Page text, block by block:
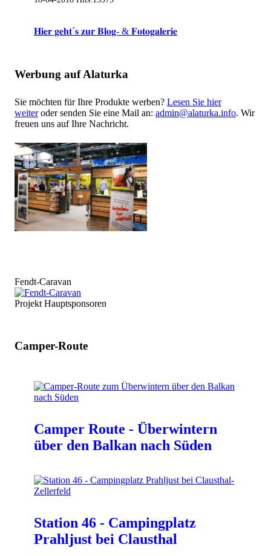
𝐇𝐢𝐞𝐫 𝐠𝐞𝐡𝐭´𝐬 𝐳𝐮𝐫 𝐁𝐥𝐨𝐠- & 𝐅𝐨𝐭𝐨𝐠𝐚𝐥𝐞𝐫𝐢𝐞
Werbung auf Alaturka
Sie möchten für Ihre Produkte werben? Lesen Sie hier
weiteroder senden Sie eine Mail an: admin@alaturka.info. Wir
freuen uns auf Ihre Nachricht.
Fendt-Caravan
Projekt Hauptsponsoren
Camper-Route
Camper Route - Überwintern
über den Balkan nach Süden
Station 46 - Campingplatz
Prahljust bei Clausthal